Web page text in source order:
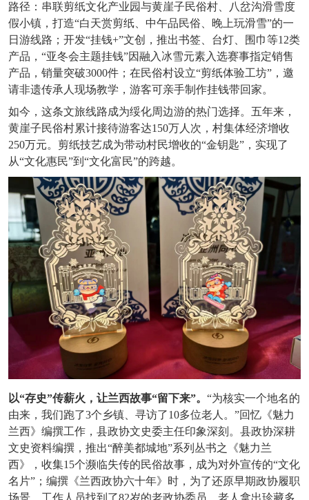
路径：串联剪纸文化产业园与黄崖子民俗村、八岔沟滑雪度
假小镇，打造“白天赏剪纸、中午品民俗、晚上玩滑雪”的一
日游线路；开发“挂钱+”文创，推出书签、台灯、围巾等12类
产品，“亚冬会主题挂钱”因融入冰雪元素入选赛事指定销售
产品，销量突破3000件；在民俗村设立“剪纸体验工坊”，邀
请非遗传承人现场教学，游客可亲手制作挂钱带回家。
如今，这条文旅线路成为绥化周边游的热门选择。五年来，
黄崖子民俗村累计接待游客达150万人次，村集体经济增收
250万元。剪纸技艺成为带动村民增收的“金钥匙”，实现了
从“文化惠民”到“文化富民”的跨越。
以“存史”传薪火，让兰西故事“留下来”。 “为核实一个地名的
由来，我们跑了3个乡镇、寻访了10多位老人。”回忆《魅力
兰西》编撰工作，县政协文史委主任印象深刻。县政协深耕
文史资料编撰，推出“醉美都城地”系列丛书之《魅力兰
西》，收集15个濒临失传的民俗故事，成为对外宣传的“文化
名片”；编撰《兰西政协六十年》时，为了还原早期政协履职
场景，工作人员找到了82岁的老政协委员，老人拿出珍藏多